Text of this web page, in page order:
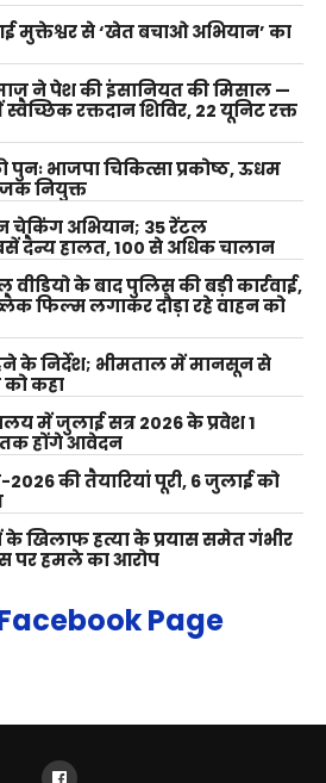
मुक्तेश्वर से ‘खेत बचाओ अभियान’ का
ने पेश की इंसानियत की मिसाल —
रक्तदान शिविर, 22 यूनिट रक्त
पुनः भाजपा चिकित्सा प्रकोष्ठ, ऊधम
नियुक्त
चेकिंग अभियान; 35 रेंटल
दैन्य हालत, 100 से अधिक चालान
के बाद पुलिस की बड़ी कार्रवाई,
फिल्म लगाकर दौड़ा रहे वाहन को
के निर्देश; भीमताल में मानसून से
कहा
में जुलाई सत्र 2026 के प्रवेश 1
होंगे आवेदन
की तैयारियां पूरी, 6 जुलाई को
के खिलाफ हत्या के प्रयास समेत गंभीर
पर हमले का आरोप
Page